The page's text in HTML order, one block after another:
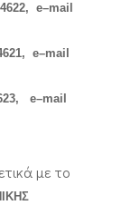
e–mail
e–mail
e–mail
με το